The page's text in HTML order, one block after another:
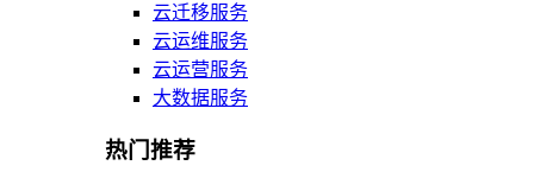
云迁移服务
云运维服务
云运营服务
大数据服务
热门推荐